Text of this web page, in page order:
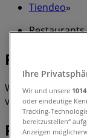
Tiendeo»
Restaurants
Wir sind gerade
veröffentlichen
Ihre
Wir und unsere 1014
oder eindeutige
Tracking-
bereitzustellen“
Anzeigen